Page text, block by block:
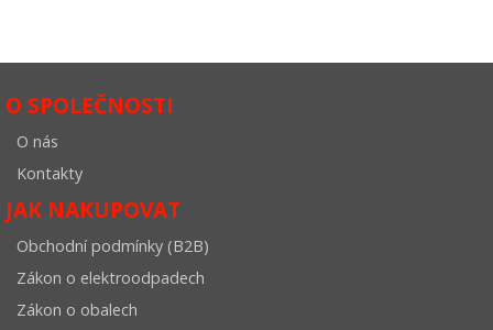
O SPOLEČNOSTI
O nás
Kontakty
JAK NAKUPOVAT
Obchodní podmínky (B2B)
Zákon o elektroodpadech
Zákon o obalech